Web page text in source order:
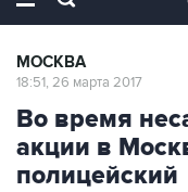
МОСКВА
18:51, 26 марта 2017
Во время
акции в
полицейский